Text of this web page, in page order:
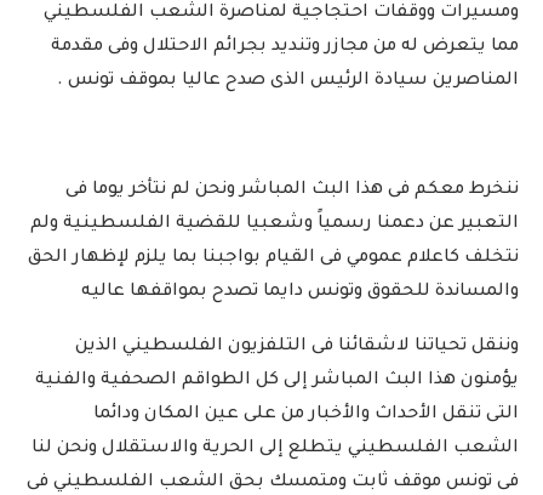
ومسيرات ووقفات احتجاجية لمناصرة الشعب الفلسطيني
مما يتعرض له من مجازر وتنديد بجرائم الاحتلال وفى مقدمة
المناصرين سيادة الرئيس الذى صدح عاليا بموقف تونس .
ننخرط معكم فى هذا البث المباشر ونحن لم نتأخر يوما فى
التعبير عن دعمنا رسمياً وشعبيا للقضية الفلسطينية ولم
نتخلف كاعلام عمومي فى القيام بواجبنا بما يلزم لإظهار الحق
والمساندة للحقوق وتونس دايما تصدح بمواقفها عاليه
وننقل تحياتنا لاشقائنا فى التلفزيون الفلسطيني الذين
يؤمنون هذا البث المباشر إلى كل الطواقم الصحفية والفنية
التى تنقل الأحداث والأخبار من على عين المكان ودائما
الشعب الفلسطيني يتطلع إلى الحرية والاستقلال ونحن لنا
فى تونس موقف ثابت ومتمسك بحق الشعب الفلسطيني فى